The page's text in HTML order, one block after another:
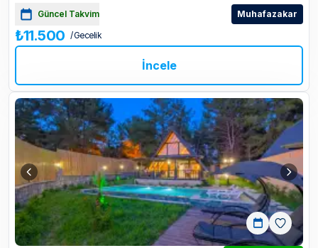
Güncel Takvim Muhafazakar
₺11.500 / Gecelik
İncele